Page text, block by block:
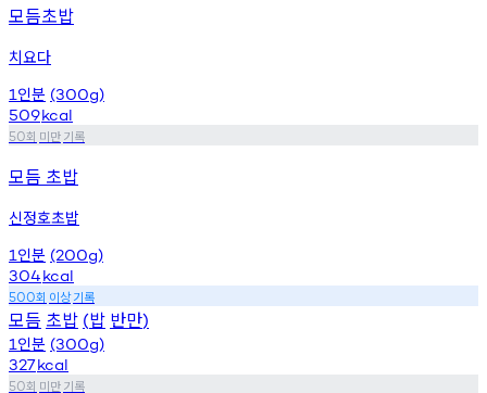
모듬초밥
치요다
1 인분 (300g)
509kcal
50회 미만기록
모듬 초밥
신정호초밥
1 인분 (200g)
304kcal
500회 이상기록
모듬 초밥 (밥 반만)
1 인분 (300g)
327kcal
50회 미만기록